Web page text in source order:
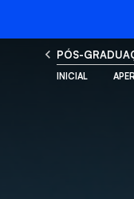
PÓS-
INICIAL